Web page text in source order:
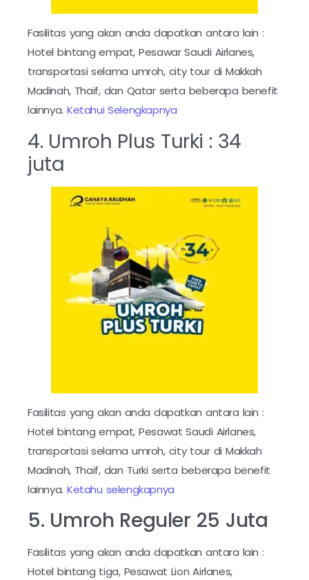
Fasilitas yang akan anda dapatkan antara lain :
Hotel bintang empat, Pesawar Saudi Airlanes,
transportasi selama umroh, city tour di Makkah
Madinah, Thaif, dan Qatar serta beberapa benefit
lainnya. Ketahui Selengkapnya
4. Umroh Plus Turki : 34
juta
Fasilitas yang akan anda dapatkan antara lain :
Hotel bintang empat, Pesawat Saudi Airlanes,
transportasi selama umroh, city tour di Makkah
Madinah, Thaif, dan Turki serta beberapa benefit
lainnya. Ketahu selengkapnya
5. Umroh Reguler 25 Juta
Fasilitas yang akan anda dapatkan antara lain :
Hotel bintang tiga, Pesawat Lion Airlanes,